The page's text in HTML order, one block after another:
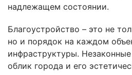
надлежащем состоянии.
Благоустройство – это не
но и порядок на каждом
инфраструктуры.
облик города и его